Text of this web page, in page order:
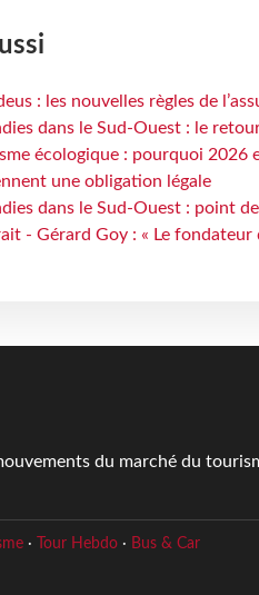
: les nouvelles règles de
dans le Sud-Ouest : le
écologique : pourquoi 2026
une obligation légale
dans le Sud-Ouest : point
- Gérard Goy : « Le fondateur
du marché du
· Tour Hebdo· Bus & Car